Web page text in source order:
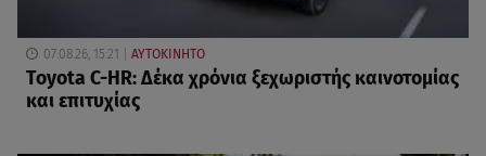
07.08.26, 15:21 ΑΥΤΟΚΙΝΗΤΟ
Toyota C-HR: Δέκα χρόνια ξεχωριστής καινοτομίας
και επιτυχίας